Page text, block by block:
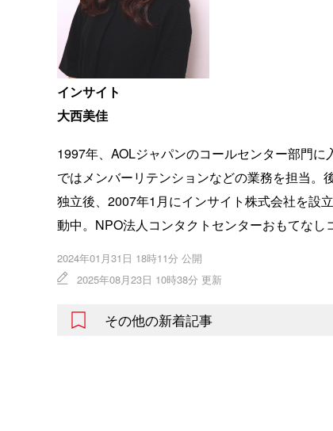
インサイト
大西美佳
1997年、AOLジャパンのコールセンター部門
ではメンバーリテンションなどの業務を担当。
独立後、2007年1月にインサイト株式会社を設
動中。NPO法人コンタクトセンターおもてなし
2024年01月31日 18時11分 公開
2025年08月23日 10時38分 更新
その他の新着記事